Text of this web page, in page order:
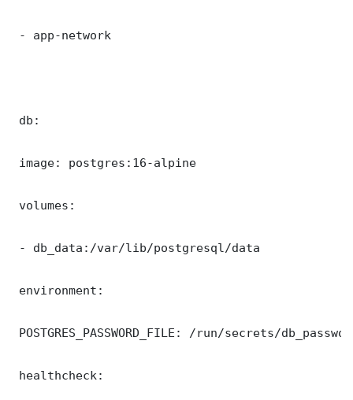
- app-network
db:
image: postgres:16-alpine
volumes:
- db_data:/var/lib/postgresql/data
environment:
POSTGRES_PASSWORD_FILE: /run/secrets/
healthcheck: